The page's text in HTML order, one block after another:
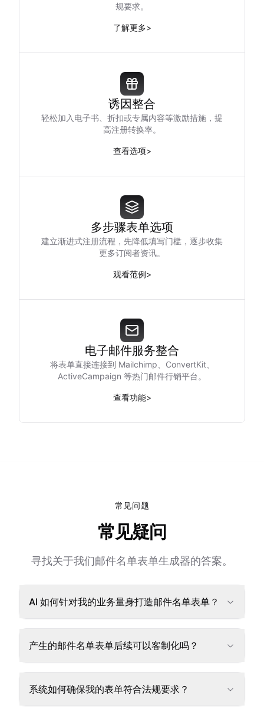
规要求。
了解更多>
诱因整合
轻松加入电子书、折扣或专属内容等激励措施，提
高注册转换率。
查看选项>
多步骤表单选项
建立渐进式注册流程，先降低填写门槛，逐步收集
更多订阅者资讯。
观看范例>
电子邮件服务整合
将表单直接连接到 Mailchimp、ConvertKit、
ActiveCampaign 等热门邮件行销平台。
查看功能>
常见问题
常见疑问
寻找关于我们邮件名单表单生成器的答案。
AI 如何针对我的业务量身打造邮件名单表单？
产生的邮件名单表单后续可以客制化吗？
系统如何确保我的表单符合法规要求？